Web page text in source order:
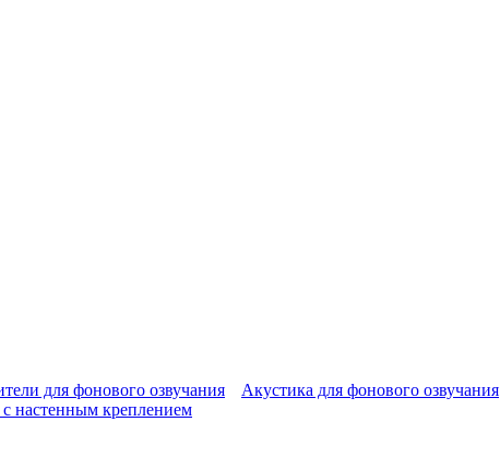
для фонового озвучания Акустика для фонового озвучания
настенным креплением